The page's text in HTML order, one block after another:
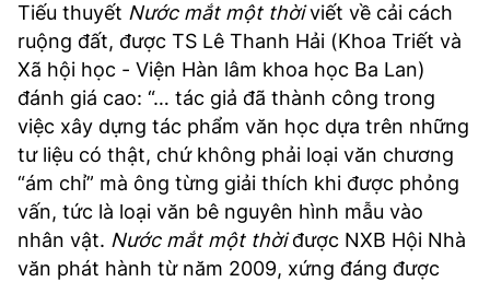
Tiếu thuyết Nước mắt một thờiviết về cải cách
ruộng đất, được TS Lê Thanh Hải (Khoa Triết và
Xã hội học - Viện Hàn lâm khoa học Ba Lan)
đánh giá cao: “… tác giả đã thành công trong
việc xây dựng tác phẩm văn học dựa trên những
tư liệu có thật, chứ không phải loại văn chương
“ám chỉ” mà ông từng giải thích khi được phỏng
vấn, tức là loại văn bê nguyên hình mẫu vào
nhân vật. Nước mắt một thờiđược NXB Hội Nhà
văn phát hành từ năm 2009, xứng đáng được